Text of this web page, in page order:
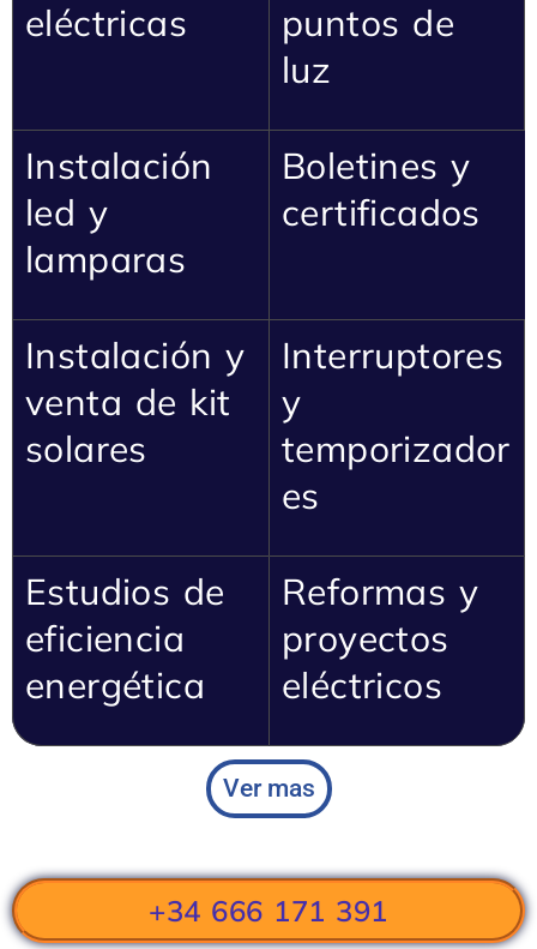
eléctricas
puntos de
luz
Instalación
led y
lamparas
Boletines y
certificados
Instalación y
venta de kit
solares
Interruptores
y
temporizador
es
Estudios de
eficiencia
energética
Reformas y
proyectos
eléctricos
Ver mas
+34 666 171 391